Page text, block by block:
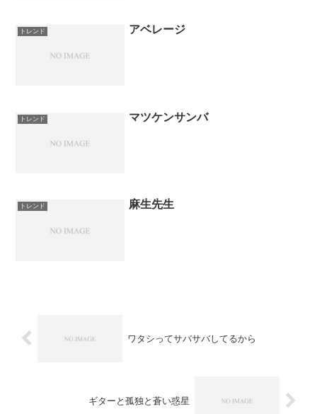
トレンド アベレージ
トレンド マツケンサンバ
トレンド 麻生先生
ワタシってサバサバしてるから
ギターと孤独と蒼い惑星